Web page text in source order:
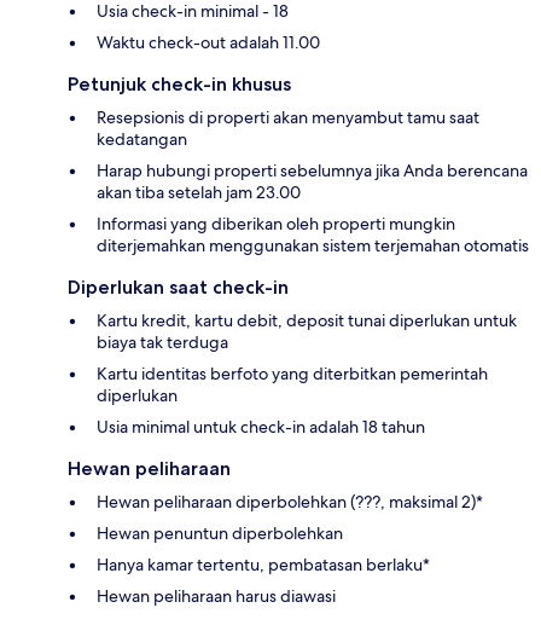
Usia check-in minimal - 18
Waktu check-out adalah 11.00
Petunjuk check-in khusus
Resepsionis di properti akan menyambut tamu saat
kedatangan
Harap hubungi properti sebelumnya jika Anda berencana
akan tiba setelah jam 23.00
Informasi yang diberikan oleh properti mungkin
diterjemahkan menggunakan sistem terjemahan otomatis
Diperlukan saat check-in
Kartu kredit, kartu debit, deposit tunai diperlukan untuk
biaya tak terduga
Kartu identitas berfoto yang diterbitkan pemerintah
diperlukan
Usia minimal untuk check-in adalah 18 tahun
Hewan peliharaan
Hewan peliharaan diperbolehkan (???, maksimal 2)*
Hewan penuntun diperbolehkan
Hanya kamar tertentu, pembatasan berlaku*
Hewan peliharaan harus diawasi